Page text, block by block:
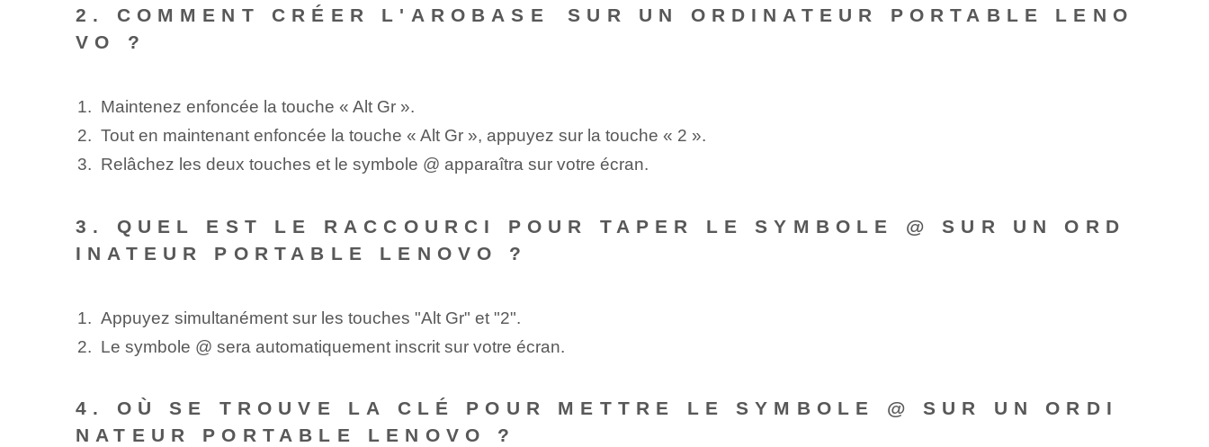
2. COMMENT CRÉER‌ L'AROBASE⁤ SUR UN ORDINATEUR PORTABLE LENO
VO ?
Maintenez enfoncée la touche « Alt‍ Gr ».
Tout en maintenant enfoncée la touche « Alt Gr », appuyez sur la touche « 2 ».
Relâchez les deux touches et le symbole @ apparaîtra sur votre écran.
3. QUEL EST LE RACCOURCI POUR TAPER LE SYMBOLE @ SUR UN ORD
INATEUR PORTABLE LENOVO ?
Appuyez simultanément sur les touches "Alt Gr" et "2".
Le symbole @ sera automatiquement inscrit sur votre écran.
4. OÙ SE TROUVE LA CLÉ POUR METTRE LE SYMBOLE @ SUR UN ORDI
NATEUR PORTABLE LENOVO ?